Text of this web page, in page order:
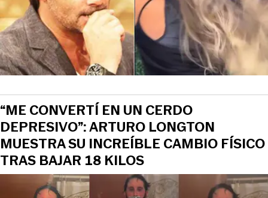
“ME CONVERTÍ EN UN CERDO
DEPRESIVO”: ARTURO LONGTON
MUESTRA SU INCREÍBLE CAMBIO FÍSICO
TRAS BAJAR 18 KILOS